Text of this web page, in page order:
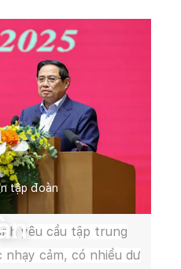
tập đoàn
yêu cầu tập trung
cảm, có nhiều dư